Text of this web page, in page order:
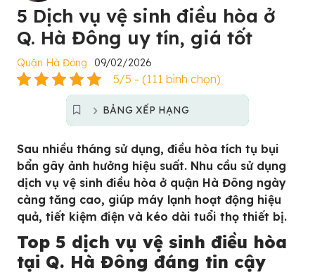
5 Dịch vụ vệ sinh điều hòa ở
Q. Hà Đông uy tín, giá tốt
Quận Hà Đông 09/02/2026
5/5 - (111 bình chọn)
BẢNG XẾP HẠNG
Sau nhiều tháng sử dụng, điều hòa tích tụ bụi
bẩn gây ảnh hưởng hiệu suất. Nhu cầu sử dụng
dịch vụ vệ sinh điều hòa ở quận Hà Đông ngày
càng tăng cao, giúp máy lạnh hoạt động hiệu
quả, tiết kiệm điện và kéo dài tuổi thọ thiết bị.
Top 5 dịch vụ vệ sinh điều hòa
tại Q. Hà Đông đáng tin cậy